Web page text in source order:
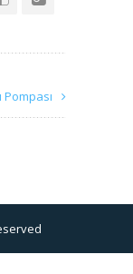
Pompası